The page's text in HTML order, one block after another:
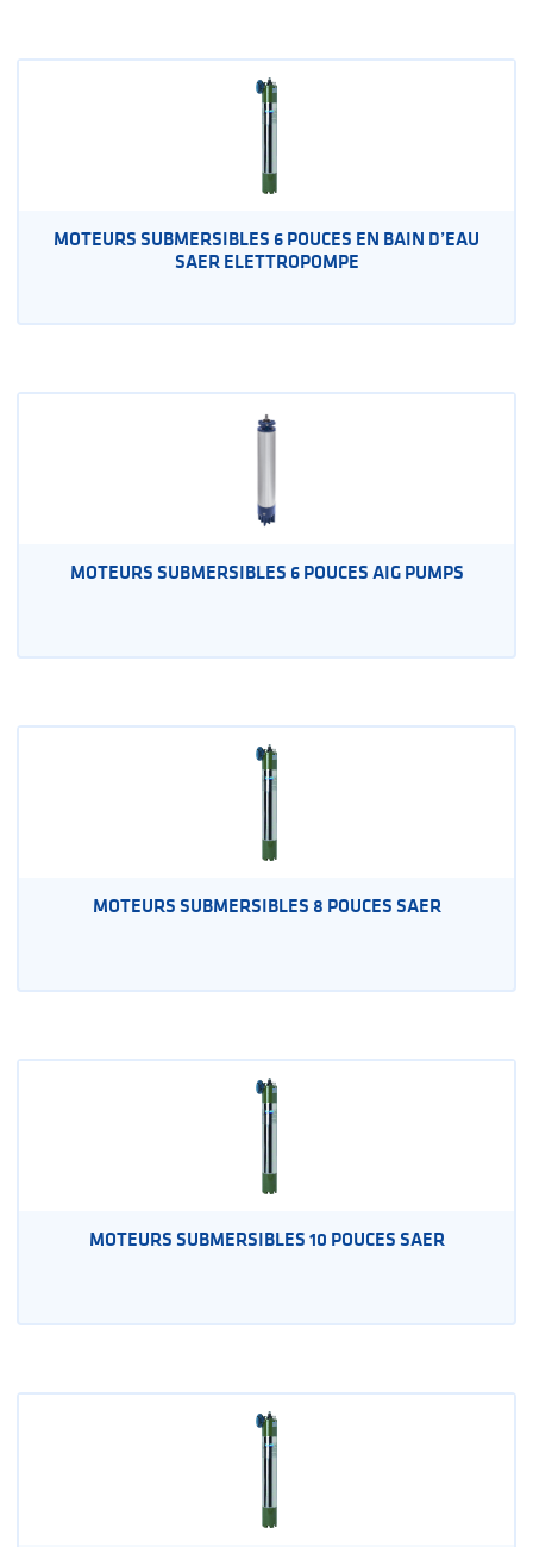
MOTEURS SUBMERSIBLES 6 POUCES EN BAIN D’EAU
SAER ELETTROPOMPE
MOTEURS SUBMERSIBLES 6 POUCES AIG PUMPS
MOTEURS SUBMERSIBLES 8 POUCES SAER
MOTEURS SUBMERSIBLES 10 POUCES SAER